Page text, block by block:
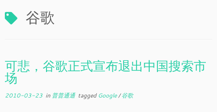
谷歌
可悲，谷歌正式宣布退出中国搜索市
场
2010-03-23 in 普普通通 tagged Google/谷歌